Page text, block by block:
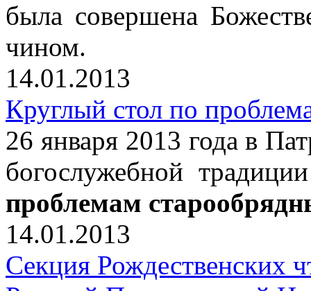
была совершена
чином.
14.01.2013
Круглый стол по
26 января 2013 года в
богослужебной
проблемам
14.01.2013
Секция Рождественских